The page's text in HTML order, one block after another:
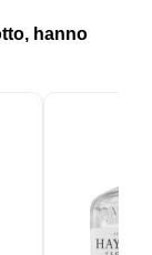
hanno